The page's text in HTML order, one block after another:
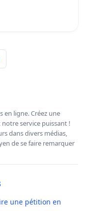
ligne. Créez une
service puissant !
dans divers médias,
de se faire remarquer
une pétition en